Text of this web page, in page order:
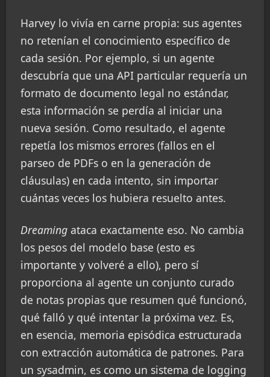
Harvey lo vivía en carne propia: sus agentes
no retenían el conocimiento específico de
cada sesión. Por ejemplo, si un agente
descubría que una API particular requería un
formato de documento legal no estándar,
esta información se perdía al iniciar una
nueva sesión. Como resultado, el agente
repetía los mismos errores (fallos en el
parseo de PDFs o en la generación de
cláusulas) en cada intento, sin importar
cuántas veces los hubiera resuelto antes.
Dreaming ataca exactamente eso. No cambia
los pesos del modelo base (esto es
importante y volveré a ello), pero sí
proporciona al agente un conjunto curado
de notas propias que resumen qué funcionó,
qué falló y qué intentar la próxima vez. Es,
en esencia, memoria episódica estructurada
con extracción automática de patrones. Para
un sysadmin, es como un sistema de logging